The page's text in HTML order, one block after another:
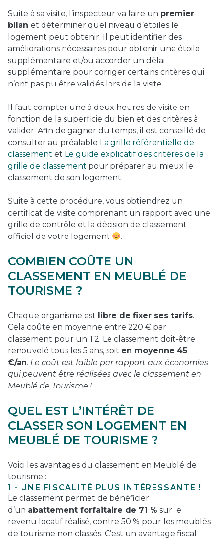
Suite à sa visite, l’inspecteur va faire un premier
bilan et déterminer quel niveau d’étoiles le
logement peut obtenir. Il peut identifier des
améliorations nécessaires pour obtenir une étoile
supplémentaire et/ou accorder un délai
supplémentaire pour corriger certains critères qui
n’ont pas pu être validés lors de la visite.
Il faut compter une à deux heures de visite en
fonction de la superficie du bien et des critères à
valider. Afin de gagner du temps, il est conseillé de
consulter au préalable La grille référentielle de
classement et Le guide explicatif des critères de la
grille de classement pour préparer au mieux le
classement de son logement.
Suite à cette procédure, vous obtiendrez un
certificat de visite comprenant un rapport avec une
grille de contrôle et la décision de classement
officiel de votre logement
.
COMBIEN COÛTE UN
CLASSEMENT EN MEUBLÉ DE
TOURISME ?
Chaque organisme est libre de fixer ses tarifs.
Cela coûte en moyenne entre 220 € par
classement pour un T2. Le classement doit-être
renouvelé tous les 5 ans, soit en moyenne 45
€/an. Le coût est faible par rapport aux économies
qui peuvent être réalisées avec le classement en
Meublé de Tourisme !
QUEL EST L’INTÉRÊT DE
CLASSER SON LOGEMENT EN
MEUBLÉ DE TOURISME ?
Voici les avantages du classement en Meublé de
tourisme :
1 - UNE FISCALITÉ PLUS INTÉRESSANTE !
Le classement permet de bénéficier
d’un abattement forfaitaire de 71 % sur le
revenu locatif réalisé, contre 50 % pour les meublés
de tourisme non classés. C’est un avantage fiscal